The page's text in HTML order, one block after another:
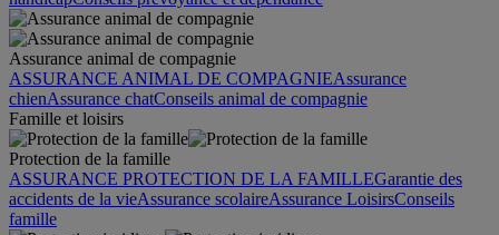
Assurance animal de compagnie
ASSURANCE ANIMAL DE COMPAGNIEAssurance
chienAssurance chatConseils animal de compagnie
Famille et loisirs
Protection de la famille
ASSURANCE PROTECTION DE LA FAMILLEGarantie des
accidents de la vieAssurance scolaireAssurance LoisirsConseils
famille